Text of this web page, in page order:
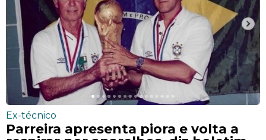
Ex-técnico
Parreira apresenta piora e volta a